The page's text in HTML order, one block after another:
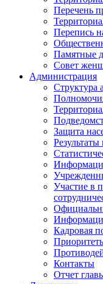
Перечень
Перепись
Памятные
Совет
Администрация
Структура
Защита
Участие в
Кадровая
Контакты
Отчет